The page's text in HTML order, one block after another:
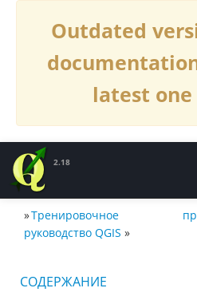
Outdated
latest one
2.18
ДОКУМЕНТАЦИЯ QGIS2.18
»Тренировочное
руководство QGIS »
СОДЕРЖАНИЕ